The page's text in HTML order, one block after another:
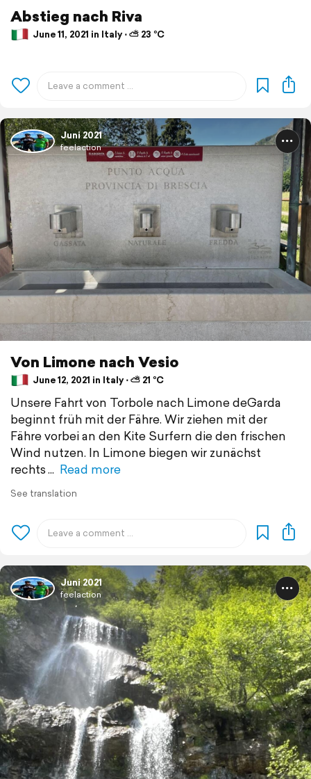
Abstieg nach Riva
June 11, 2021 in Italy ⋅ ⛅ 23 °C
Juni 2021
feelaction
Von Limone nach Vesio
June 12, 2021 in Italy ⋅ ⛅ 21 °C
Unsere Fahrt von Torbole nach Limone deGarda
beginnt früh mit der Fähre. Wir ziehen mit der
Fähre vorbei an den Kite Surfern die den frischen
Wind nutzen. In Limone biegen wir zunächst
rechts
Read more
See translation
Juni 2021
feelaction